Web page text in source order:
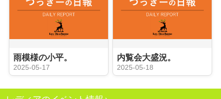
雨模様の小平。
2025-05-17
内覧会大盛況。
2025-05-18